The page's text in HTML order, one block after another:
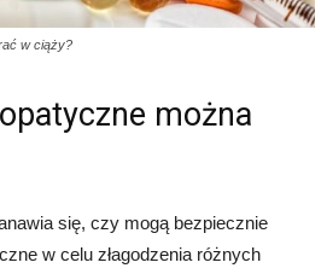
w ciąży?
można
się, czy mogą bezpiecznie
w celu złagodzenia różnych